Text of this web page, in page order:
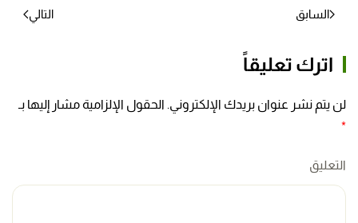
السابق التالي
اترك تعليقاً
لن يتم نشر عنوان بريدك الإلكتروني. الحقول الإلزامية مشار إليها بـ
*
التعليق